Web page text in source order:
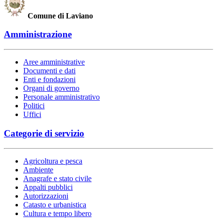
Comune di Laviano
Amministrazione
Aree amministrative
Documenti e dati
Enti e fondazioni
Organi di governo
Personale amministrativo
Politici
Uffici
Categorie di servizio
Agricoltura e pesca
Ambiente
Anagrafe e stato civile
Appalti pubblici
Autorizzazioni
Catasto e urbanistica
Cultura e tempo libero